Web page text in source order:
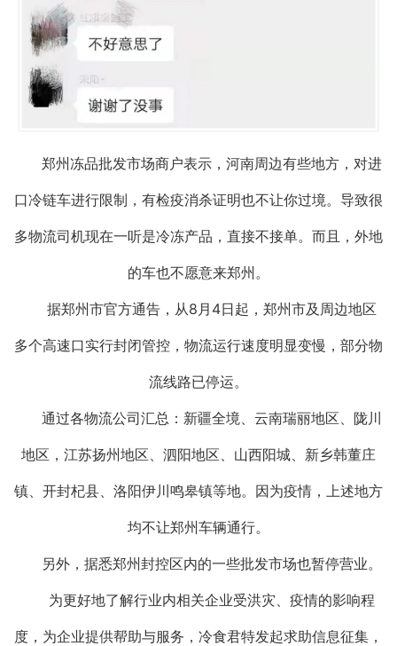
郑州冻品批发市场商户表示，河南周边有些地方，对进
口冷链车进行限制，有检疫消杀证明也不让你过境。导致很
多物流司机现在一听是冷冻产品，直接不接单。而且，外地
的车也不愿意来郑州。
据郑州市官方通告，从8月4日起，郑州市及周边地区
多个高速口实行封闭管控，物流运行速度明显变慢，部分物
流线路已停运。
通过各物流公司汇总：新疆全境、云南瑞丽地区、陇川
地区，江苏扬州地区、泗阳地区、山西阳城、新乡韩董庄
镇、开封杞县、洛阳伊川鸣皋镇等地。因为疫情，上述地方
均不让郑州车辆通行。
另外，据悉郑州封控区内的一些批发市场也暂停营业。
为更好地了解行业内相关企业受洪灾、疫情的影响程
度，为企业提供帮助与服务，冷食君特发起求助信息征集，